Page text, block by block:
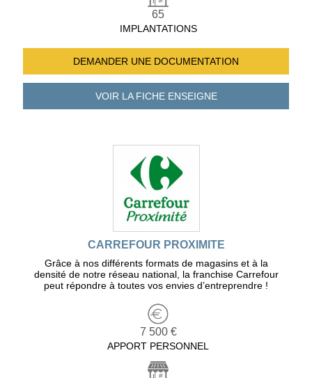
65
IMPLANTATIONS
DEMANDER UNE DOCUMENTATION
VOIR LA FICHEENSEIGNE
CARREFOUR PROXIMITE
Grâce à nos différents formats de magasins et à la
densité de notre réseau national, la franchise Carrefour
peut répondre à toutes vos envies d’entreprendre !
7 500 €
APPORT PERSONNEL